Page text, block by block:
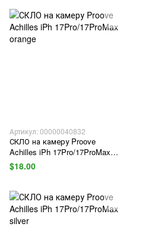
Артикул: 00000040832
СКЛО на камеру Proove
Achilles iPh 17Pro/17ProMax
orange
$18.00